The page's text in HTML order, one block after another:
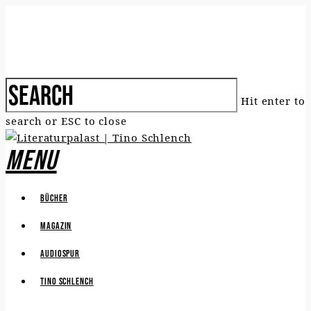
Hit enter to
search or ESC to close
Menu
Bücher
Magazin
Audiospur
Tino Schlench